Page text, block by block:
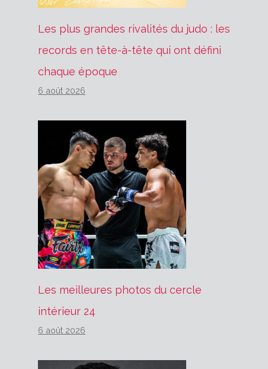
Les plus grandes rivalités du judo : les
records en tête-à-tête qui ont défini
chaque époque
6 août 2026
Les meilleures photos du cercle
intérieur 24
6 août 2026